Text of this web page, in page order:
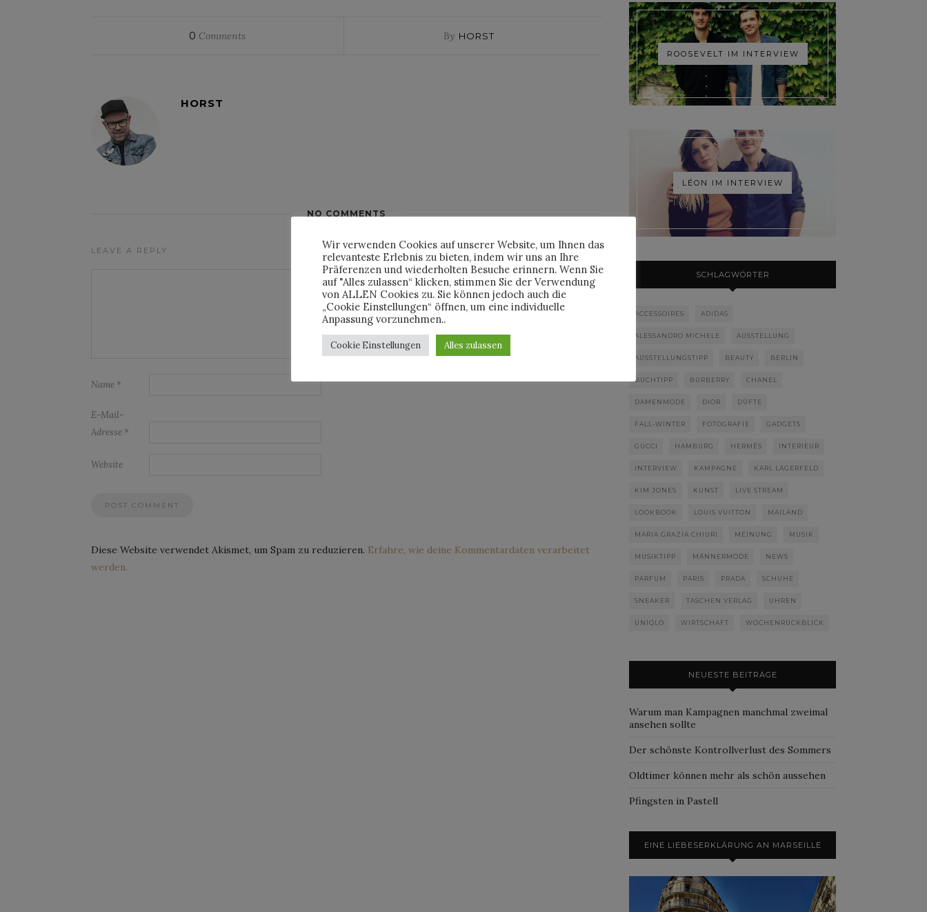
0 Comments By HORST
HORST
NO COMMENTS
LEAVE A REPLY
Name *
E-Mail-
Adresse *
Website
Diese Website verwendet Akismet, um Spam zu reduzieren. Erfahre, wie deine Kommentardaten verarbeitet
werden.
ROOSEVELT IM INTERVIEW
LÉON IM INTERVIEW
SCHLAGWÖRTER
ACCESSOIRES ADIDAS
ALESSANDRO MICHELE AUSSTELLUNG
AUSSTELLUNGSTIPP BEAUTY BERLIN
BUCHTIPP BURBERRY CHANEL
DAMENMODE DIOR DÜFTE
FALL-WINTER FOTOGRAFIE GADGETS
GUCCI HAMBURG HERMÈS INTERIEUR
INTERVIEW KAMPAGNE KARL LAGERFELD
KIM JONES KUNST LIVE STREAM
LOOKBOOK LOUIS VUITTON MAILAND
MARIA GRAZIA CHIURI MEINUNG MUSIK
MUSIKTIPP MÄNNERMODE NEWS
PARFUM PARIS PRADA SCHUHE
SNEAKER TASCHEN VERLAG UHREN
UNIQLO WIRTSCHAFT WOCHENRÜCKBLICK
NEUESTE BEITRÄGE
Warum man Kampagnen manchmal zweimal
ansehen sollte
Der schönste Kontrollverlust des Sommers
Oldtimer können mehr als schön aussehen
Pfingsten in Pastell
EINE LIEBESERKLÄRUNG AN MARSEILLE
Wir verwenden Cookies auf unserer Website, um Ihnen das
relevanteste Erlebnis zu bieten, indem wir uns an Ihre
Präferenzen und wiederholten Besuche erinnern. Wenn Sie
auf "Alles zulassen“ klicken, stimmen Sie der Verwendung
von ALLEN Cookies zu. Sie können jedoch auch die
„Cookie Einstellungen“ öffnen, um eine individuelle
Anpassung vorzunehmen..
Cookie Einstellungen Alles zulassen